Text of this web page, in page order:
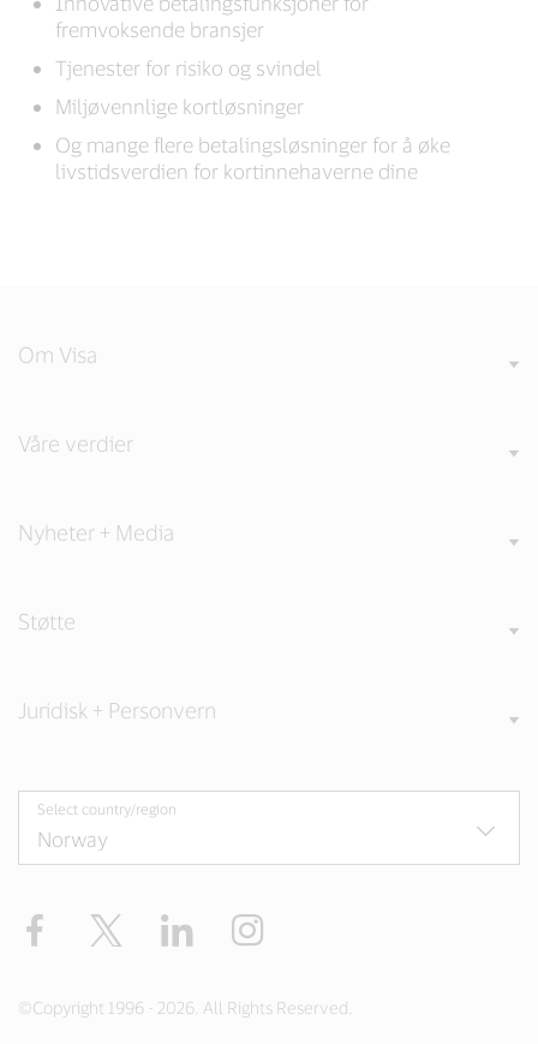
fremvoksende bransjer
Tjenester for risiko og svindel
Miljøvennlige kortløsninger
Og mange flere betalingsløsninger for å øke
livstidsverdien for kortinnehaverne dine
Om Visa
Våre verdier
Nyheter + Media
Støtte
Juridisk + Personvern
Select country/region
Facebook Twitter LinkedIn
©Copyright 1996 - 2026. All Rights Reserved.